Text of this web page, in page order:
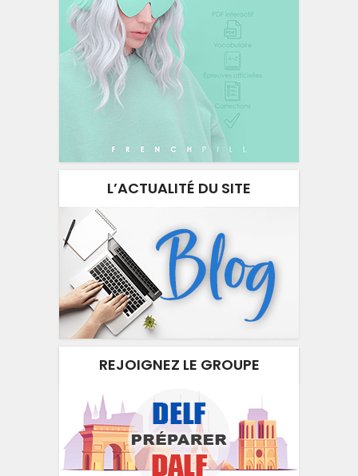
L’ACTUALITÉ DU SITE
REJOIGNEZ LE GROUPE